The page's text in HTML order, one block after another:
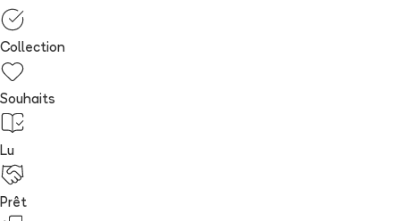
Collection
Souhaits
Lu
Prêt